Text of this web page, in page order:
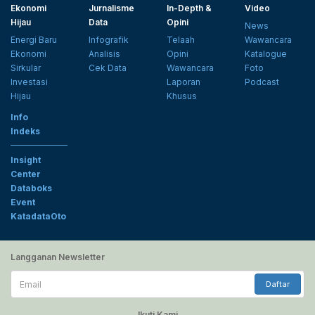
Ekonomi
Hijau
Energi Baru
Ekonomi
Sirkular
Investasi
Hijau
Jurnalisme
Data
Infografik
Analisis
Cek Data
In-Depth &
Opini
Telaah
Opini
Wawancara
Laporan
Khusus
Video
News
Wawancara
Katalogue
Foto
Podcast
Info
Indeks
Insight
Center
Databoks
Event
KatadataOto
Langganan Newsletter
Email
Daftar